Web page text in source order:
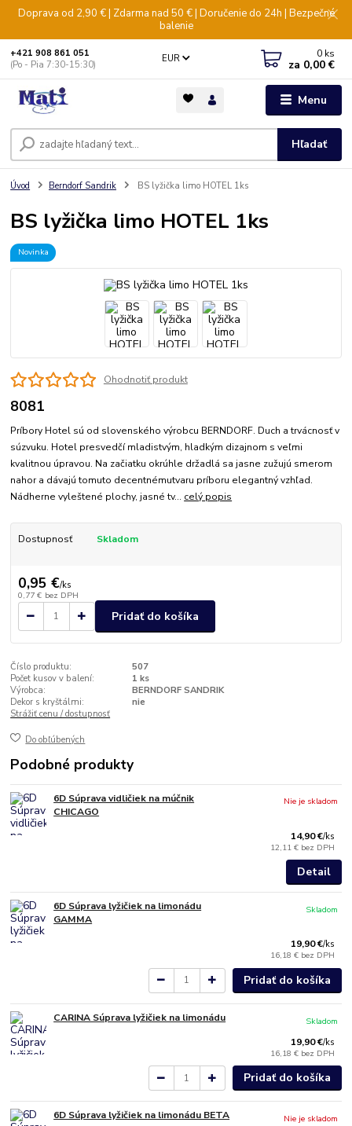
Doprava od 2,90 € | Zdarma nad 50 € | Doručenie do 24h | Bezpečné
balenie
Menu
EUR
Hľadať
+421 908 861 051
(Po - Pia 7:30-15:30)
0 ks
za 0,00 €
Úvod Berndorf Sandrik BS lyžička limo HOTEL 1ks
BS lyžička limo HOTEL 1ks
Novinka
Ohodnotiť produkt
8081
Príbory Hotel sú od slovenského výrobcu BERNDORF. Duch a trvácnosť v
súzvuku. Hotel presvedčí mladistvým, hladkým dizajnom s veľmi
kvalitnou úpravou. Na začiatku okrúhle držadlá sa jasne zužujú smerom
nahor a dávajú tomuto decentnémutvaru príboru elegantný vzhľad.
Nádherne vyleštené plochy, jasné tv... celý popis
Dostupnosť Skladom
0,95 €/ks
0,77 € bez DPH
Pridať do košíka
Číslo produktu:
507
Počet kusov v balení:
1 ks
Výrobca:
BERNDORF SANDRIK
Dekor s kryštálmi:
nie
Strážiť cenu / dostupnosť
Do obľúbených
Podobné produkty
6D Súprava vidličiek na múčnik
CHICAGO
14,90 €/ks
12,11 € bez DPH
Nie je skladom
Detail
6D Súprava lyžičiek na limonádu
GAMMA
19,90 €/ks
16,18 € bez DPH
Skladom
Pridať do košíka
CARINA Súprava lyžičiek na limonádu
19,90 €/ks
16,18 € bez DPH
Skladom
Pridať do košíka
6D Súprava lyžičiek na limonádu BETA
Nie je skladom